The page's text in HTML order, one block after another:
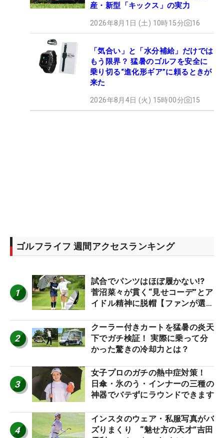
産・新型「キックス」の実力
2026年8月1日 (土) 10時15分 16
「気合い」と「水分補給」だけでは
もう限界？ 猛暑のゴルフを安全に
乗り切る“進化形ギア”に頼るときが
来た
2026年8月4日 (火) 15時00分 15
ゴルフライフ 週間アクセスランキング
1
試合でパンツはほぼ履かない⁉
菅沼菜々が貫く“見せコーデ”とア
イドル精神に脱帽【ファンが選ぶ
2
クーラー付きカートを猛暑の炎天
下でガチ検証！ 実際に乗って分
かった驚きの冷却力とは？
3
女子プロのガチの熱中症対策！
日傘・氷のう・インナーの三種の
神器でバテずにラウンドできます
4
インスタのウェア・私服写真がバ
ズりまくり “魅せ方の天才”吉田